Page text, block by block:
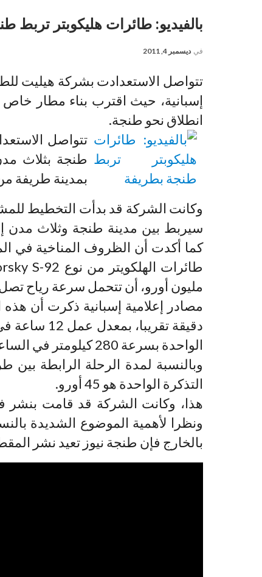
بالفيديو: طائرات هليكوبتر تربط
في ديسمبر 4, 2011
تتواصل الاستعدادت بشركة هيليت
إسبانية، حيث اقترب بناء مطار
انطلاق نحو طنجة.
تتواصل
طنجة بثلاث
بمدينة طريفة
وكانت الشركة قد بدأت التخطيط
سيربط بين مدينة طنجة وثلاث مدن
كما أكدت أن الظروف المناخية في
مليون أورو، أن تتحمل سرعة رياح تصل إلى 160 كيلومتر في
الواحدة بسرعة 280 كيلومتر في الساعة.
التذكرة الواحدة هو 45 أورو.
هذا، وكانت الشركة قد قامت بنشر
ونظرا لأهمية الموضوع الشديدة
بالخارج فإن طنجة نيوز تعيد نشر